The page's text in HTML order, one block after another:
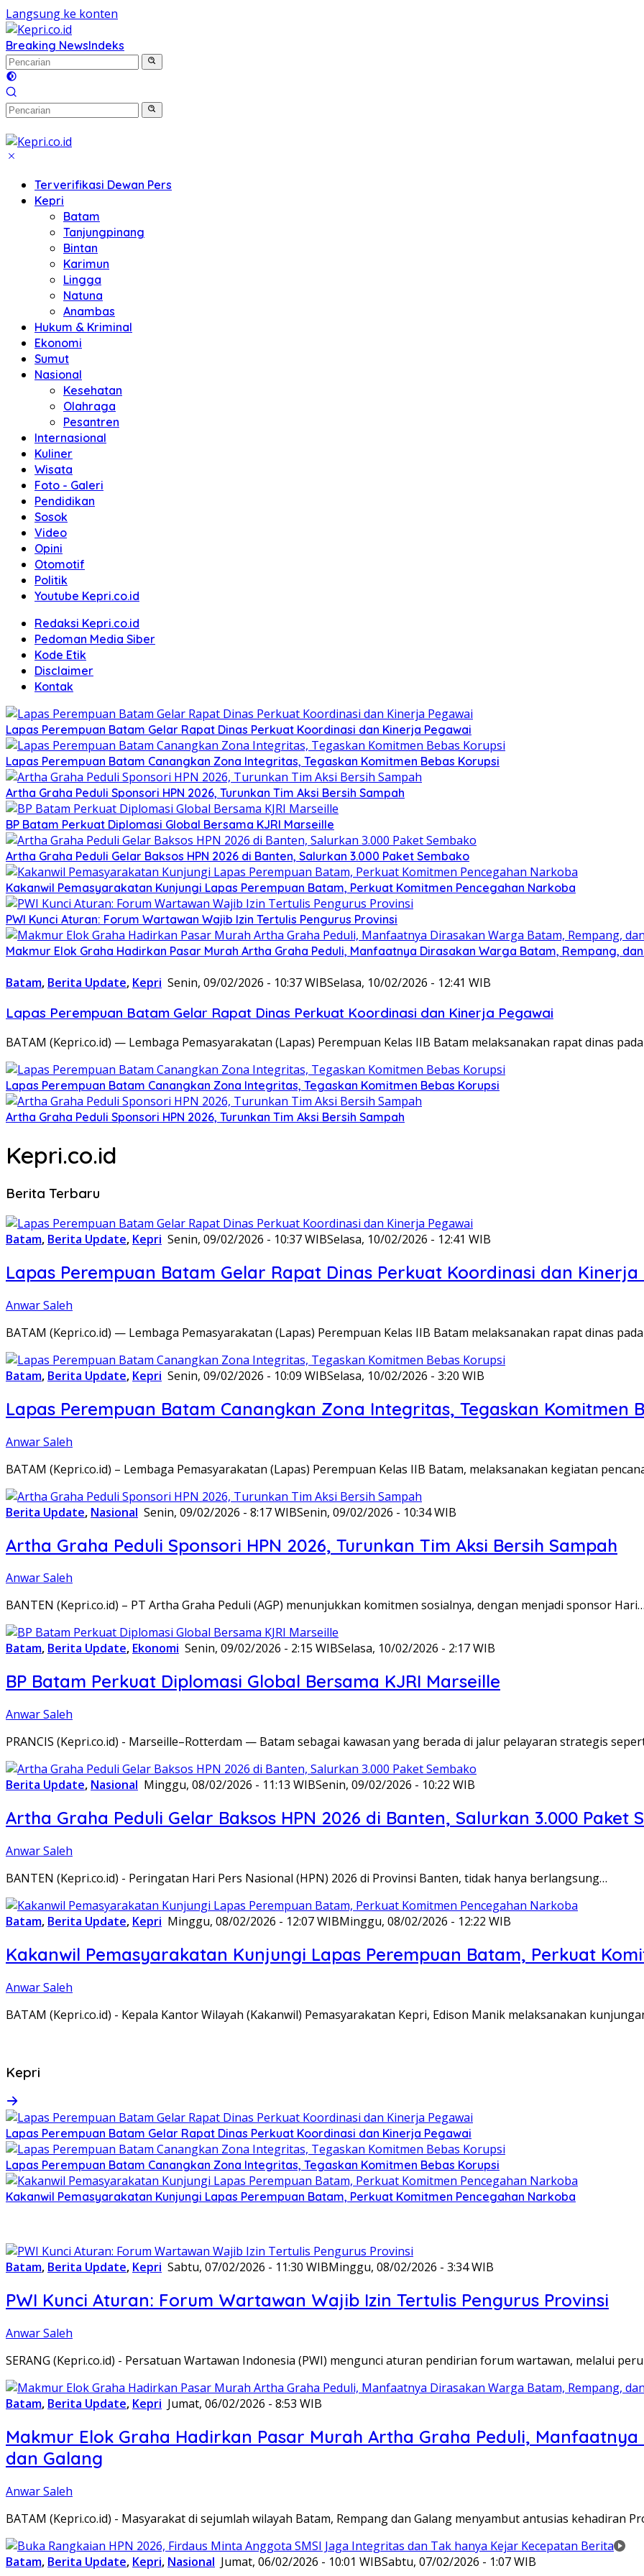
Langsung ke konten
Breaking NewsIndeks
Terverifikasi Dewan Pers
Kepri
Batam
Tanjungpinang
Bintan
Karimun
Lingga
Natuna
Anambas
Hukum & Kriminal
Ekonomi
Sumut
Nasional
Kesehatan
Olahraga
Pesantren
Internasional
Kuliner
Wisata
Foto - Galeri
Pendidikan
Sosok
Video
Opini
Otomotif
Politik
Youtube Kepri.co.id
Redaksi Kepri.co.id
Pedoman Media Siber
Kode Etik
Disclaimer
Kontak
Lapas Perempuan Batam Gelar Rapat Dinas Perkuat Koordinasi dan Kinerja Pegawai
Lapas Perempuan Batam Canangkan Zona Integritas, Tegaskan Komitmen Bebas Korupsi
Artha Graha Peduli Sponsori HPN 2026, Turunkan Tim Aksi Bersih Sampah
BP Batam Perkuat Diplomasi Global Bersama KJRI Marseille
Artha Graha Peduli Gelar Baksos HPN 2026 di Banten, Salurkan 3.000 Paket Sembako
Kakanwil Pemasyarakatan Kunjungi Lapas Perempuan Batam, Perkuat Komitmen Pencegahan Narkoba
PWI Kunci Aturan: Forum Wartawan Wajib Izin Tertulis Pengurus Provinsi
Makmur Elok Graha Hadirkan Pasar Murah Artha Graha Peduli, Manfaatnya Dirasakan Warga Batam, Rempang,
Batam, Berita Update, Kepri Senin, 09/02/2026 - 10:37 WIBSelasa, 10/02/2026 - 12:41 WIB
Lapas Perempuan Batam Gelar Rapat Dinas Perkuat Koordinasi dan Kinerja Pegawai
BATAM (Kepri.co.id) — Lembaga Pemasyarakatan (Lapas) Perempuan Kelas IIB Batam melaksanakan rapat dinas
Lapas Perempuan Batam Canangkan Zona Integritas, Tegaskan Komitmen Bebas Korupsi
Artha Graha Peduli Sponsori HPN 2026, Turunkan Tim Aksi Bersih Sampah
Kepri.co.id
Berita Terbaru
Batam, Berita Update, Kepri Senin, 09/02/2026 - 10:37 WIBSelasa, 10/02/2026 - 12:41 WIB
Lapas Perempuan Batam Gelar Rapat Dinas Perkuat Koordinasi dan Kinerja
Anwar Saleh
BATAM (Kepri.co.id) — Lembaga Pemasyarakatan (Lapas) Perempuan Kelas IIB Batam melaksanakan rapat dinas
Batam, Berita Update, Kepri Senin, 09/02/2026 - 10:09 WIBSelasa, 10/02/2026 - 3:20 WIB
Lapas Perempuan Batam Canangkan Zona Integritas, Tegaskan Komitmen
Anwar Saleh
BATAM (Kepri.co.id) – Lembaga Pemasyarakatan (Lapas) Perempuan Kelas IIB Batam, melaksanakan kegiatan
Berita Update, Nasional Senin, 09/02/2026 - 8:17 WIBSenin, 09/02/2026 - 10:34 WIB
Artha Graha Peduli Sponsori HPN 2026, Turunkan Tim Aksi Bersih Sampah
Anwar Saleh
BANTEN (Kepri.co.id) – PT Artha Graha Peduli (AGP) menunjukkan komitmen sosialnya, dengan menjadi sponsor Hari…
Batam, Berita Update, Ekonomi Senin, 09/02/2026 - 2:15 WIBSelasa, 10/02/2026 - 2:17 WIB
BP Batam Perkuat Diplomasi Global Bersama KJRI Marseille
Anwar Saleh
PRANCIS (Kepri.co.id) - Marseille–Rotterdam — Batam sebagai kawasan yang berada di jalur pelayaran strategis
Berita Update, Nasional Minggu, 08/02/2026 - 11:13 WIBSenin, 09/02/2026 - 10:22 WIB
Artha Graha Peduli Gelar Baksos HPN 2026 di Banten, Salurkan 3.000 Paket
Anwar Saleh
BANTEN (Kepri.co.id) - Peringatan Hari Pers Nasional (HPN) 2026 di Provinsi Banten, tidak hanya berlangsung…
Batam, Berita Update, Kepri Minggu, 08/02/2026 - 12:07 WIBMinggu, 08/02/2026 - 12:22 WIB
Kakanwil Pemasyarakatan Kunjungi Lapas Perempuan Batam, Perkuat
Anwar Saleh
BATAM (Kepri.co.id) - Kepala Kantor Wilayah (Kakanwil) Pemasyarakatan Kepri, Edison Manik melaksanakan
Kepri
Lapas Perempuan Batam Gelar Rapat Dinas Perkuat Koordinasi dan Kinerja Pegawai
Lapas Perempuan Batam Canangkan Zona Integritas, Tegaskan Komitmen Bebas Korupsi
Kakanwil Pemasyarakatan Kunjungi Lapas Perempuan Batam, Perkuat Komitmen Pencegahan Narkoba
Batam, Berita Update, Kepri Sabtu, 07/02/2026 - 11:30 WIBMinggu, 08/02/2026 - 3:34 WIB
PWI Kunci Aturan: Forum Wartawan Wajib Izin Tertulis Pengurus Provinsi
Anwar Saleh
SERANG (Kepri.co.id) - Persatuan Wartawan Indonesia (PWI) mengunci aturan pendirian forum wartawan, melalui
Batam, Berita Update, Kepri Jumat, 06/02/2026 - 8:53 WIB
Makmur Elok Graha Hadirkan Pasar Murah Artha Graha Peduli,
dan Galang
Anwar Saleh
BATAM (Kepri.co.id) - Masyarakat di sejumlah wilayah Batam, Rempang dan Galang menyambut antusias kehadiran
Batam, Berita Update, Kepri, Nasional Jumat, 06/02/2026 - 10:01 WIBSabtu, 07/02/2026 - 1:07 WIB